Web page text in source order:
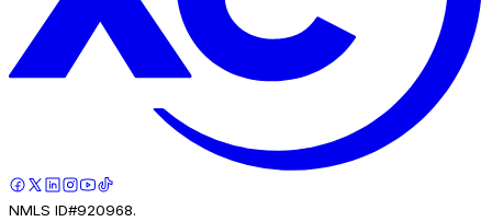
NMLS ID#920968.